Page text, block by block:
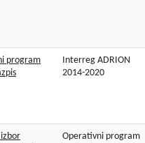
program
Interreg ADRION
2014-2020
izbor
Operativni program